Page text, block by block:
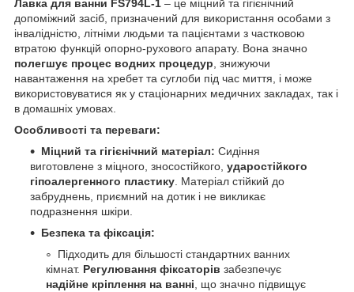
Лавка для ванни FS794L-1 – це міцний та гігієнічний
допоміжний засіб, призначений для використання особами з
інвалідністю, літніми людьми та пацієнтами з частковою
втратою функцій опорно-рухового апарату. Вона значно
полегшує процес водних процедур, знижуючи
навантаження на хребет та суглоби під час миття, і може
використовуватися як у стаціонарних медичних закладах, так і
в домашніх умовах.
Особливості та переваги:
Міцний та гігієнічний матеріал: Сидіння
виготовлене з міцного, зносостійкого, ударостійкого
гіпоалергенного пластику. Матеріал стійкий до
забруднень, приємний на дотик і не викликає
подразнення шкіри.
Безпека та фіксація:
Підходить для більшості стандартних ванних
кімнат. Регулювання фіксаторів забезпечує
надійне кріплення на ванні, що значно підвищує